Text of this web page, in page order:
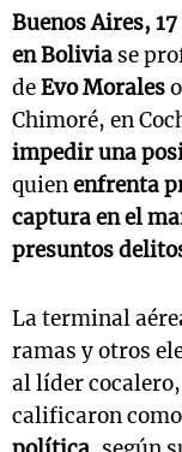
Buenos Aires,
en Bolivia se
deEvo Morales
Chimoré, en
impedir una
quienenfrenta
captura en el
presuntos
La terminal
ramas y otros
al líder
calificaron